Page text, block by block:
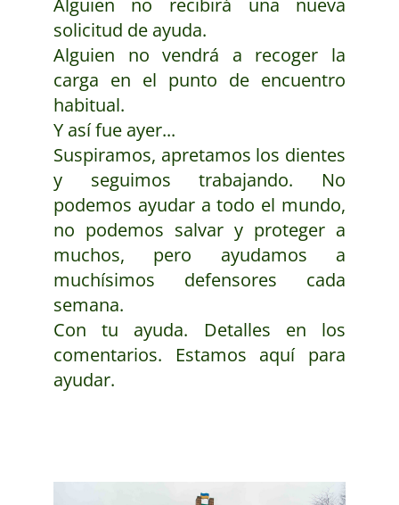
solicitud de ayuda.
Alguien no vendrá a recoger la
carga en el punto de encuentro
habitual.
Y así fue ayer...
Suspiramos, apretamos los dientes
y seguimos trabajando. No
podemos ayudar a todo el mundo,
no podemos salvar y proteger a
muchos, pero ayudamos a
muchísimos defensores cada
semana.
Con tu ayuda. Detalles en los
comentarios. Estamos aquí para
ayudar.